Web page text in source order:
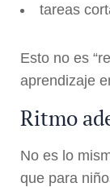
tareas
Esto no es
aprendizaje
Ritmo
No es lo
que para